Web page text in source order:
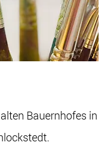
Bauernhofes in